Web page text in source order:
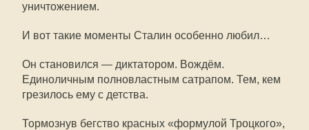
уничтожением.
И вот такие моменты Сталин особенно любил…
Он становился — диктатором. Вождём.
Единоличным полновластным сатрапом. Тем, кем
грезилось ему с детства.
Тормознув бегство красных «формулой Троцкого»,